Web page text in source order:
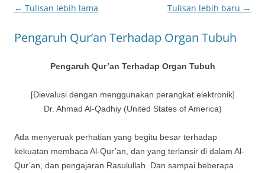
Navigasi
← Tulisan lebih lama Tulisan lebih baru →
Pengaruh Qur’an Terhadap Organ Tubuh
Pengaruh Qur’an Terhadap Organ Tubuh
[Dievalusi dengan menggunakan perangkat elektronik]
Dr. Ahmad Al-Qadhiy (United States of America)
Ada menyeruak perhatian yang begitu besar terhadap
kekuatan membaca Al-Qur’an, dan yang terlansir di dalam Al-
Qur’an, dan pengajaran Rasulullah. Dan sampai beberapa